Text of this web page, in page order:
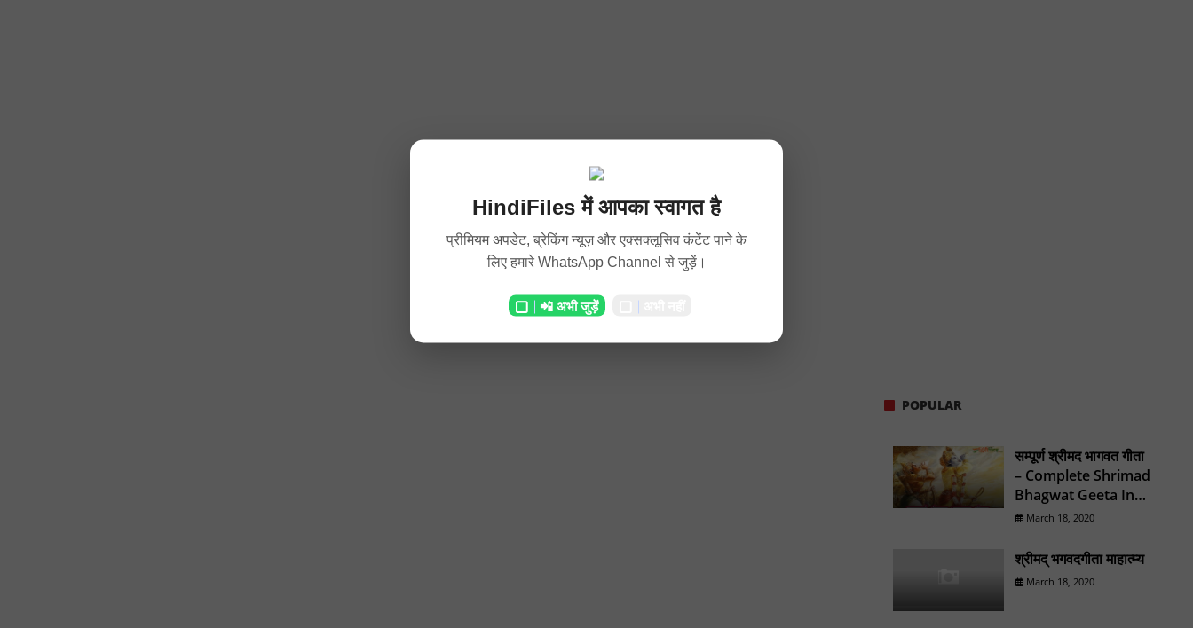
HindiFiles में आपका स्वागत है
प्रीमियम अपडेट, ब्रेकिंग न्यूज़ और एक्सक्लूसिव कंटेंट पाने के
लिए हमारे WhatsApp Channel से जुड़ें।
📲 अभी जुड़ें
POPULAR
सम्पूर्ण श्रीमद भागवत गीता
– Complete Shrimad
Bhagwat Geeta In
Hindi
March 18, 2020
श्रीमद् भगवदगीता माहात्म्य
March 18, 2020